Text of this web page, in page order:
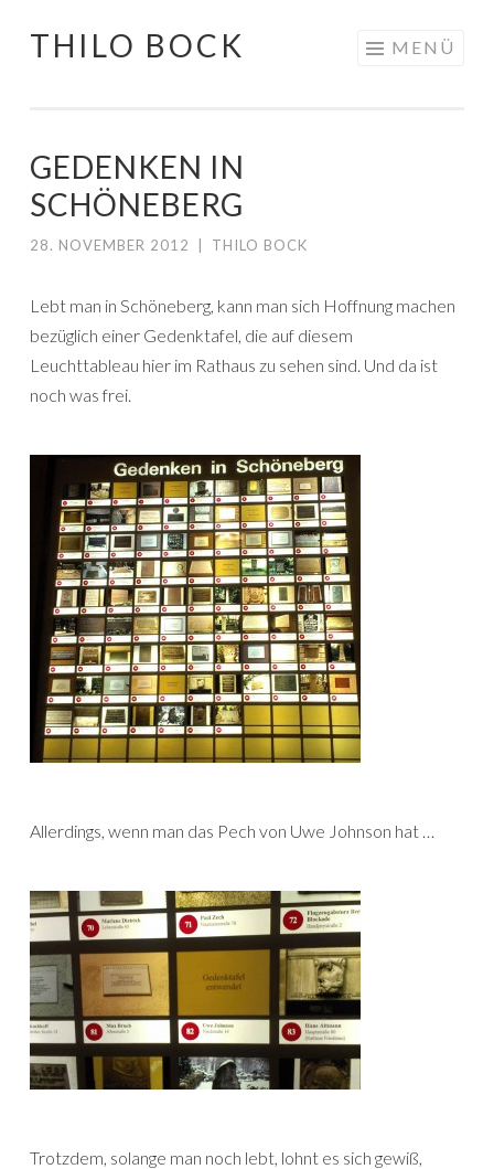
Springe
THILO BOCK MENÜ
GEDENKEN IN
SCHÖNEBERG
28. NOVEMBER 2012 THILO BOCK
Lebt man in Schöneberg, kann man sich Hoffnung machen
bezüglich einer Gedenktafel, die auf diesem
Leuchttableau hier im Rathaus zu sehen sind. Und da ist
noch was frei.
Allerdings, wenn man das Pech von Uwe Johnson hat …
Trotzdem, solange man noch lebt, lohnt es sich gewiß,